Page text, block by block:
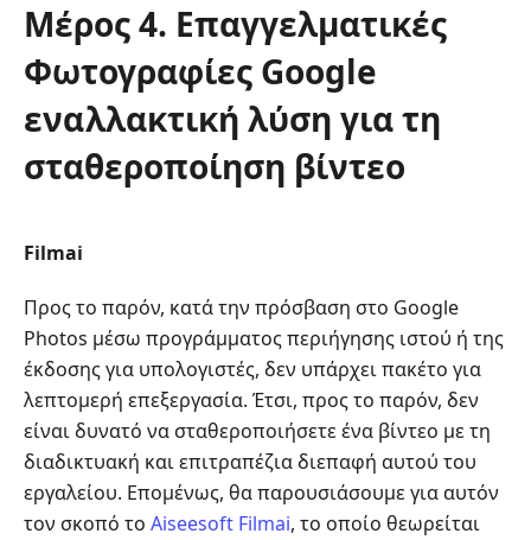
Μέρος 4. Επαγγελματικές
Φωτογραφίες Google
εναλλακτική λύση για τη
σταθεροποίηση βίντεο
Filmai
Προς το παρόν, κατά την πρόσβαση στο Google
Photos μέσω προγράμματος περιήγησης ιστού ή της
έκδοσης για υπολογιστές, δεν υπάρχει πακέτο για
λεπτομερή επεξεργασία. Έτσι, προς το παρόν, δεν
είναι δυνατό να σταθεροποιήσετε ένα βίντεο με τη
διαδικτυακή και επιτραπέζια διεπαφή αυτού του
εργαλείου. Επομένως, θα παρουσιάσουμε για αυτόν
τον σκοπό το Aiseesoft Filmai, το οποίο θεωρείται